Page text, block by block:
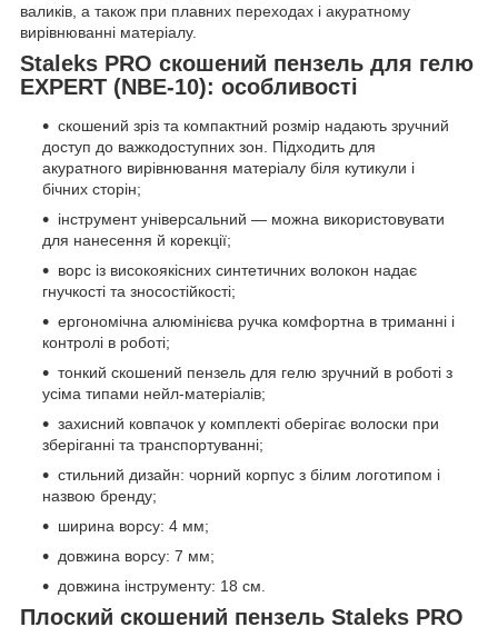
валиків, а також при плавних переходах і акуратному
вирівнюванні матеріалу.
Staleks PRO скошений пензель для гелю
EXPERT (NBE-10): особливості
скошений зріз та компактний розмір надають зручний
доступ до важкодоступних зон. Підходить для
акуратного вирівнювання матеріалу біля кутикули і
бічних сторін;
інструмент універсальний — можна використовувати
для нанесення й корекції;
ворс із високоякісних синтетичних волокон надає
гнучкості та зносостійкості;
ергономічна алюмінієва ручка комфортна в триманні і
контролі в роботі;
тонкий скошений пензель для гелю зручний в роботі з
усіма типами нейл-матеріалів;
захисний ковпачок у комплекті оберігає волоски при
зберіганні та транспортуванні;
стильний дизайн: чорний корпус з білим логотипом і
назвою бренду;
ширина ворсу: 4 мм;
довжина ворсу: 7 мм;
довжина інструменту: 18 см.
Плоский скошений пензель Staleks PRO